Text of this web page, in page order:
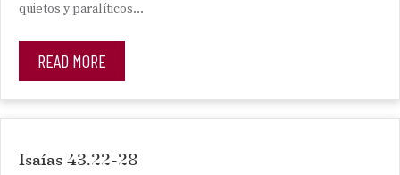
quietos y paralíticos…
READ MORE
Isaías 43.22-28